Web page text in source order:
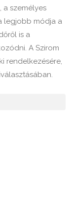
a személyes
legjobb módja a
is a
A Szirom
rendelkezésére,